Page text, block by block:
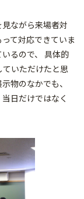
ながら来場者対
て対応できていま
るので、 具体的
いただけたと思
物のなかでも、
日だけではなく